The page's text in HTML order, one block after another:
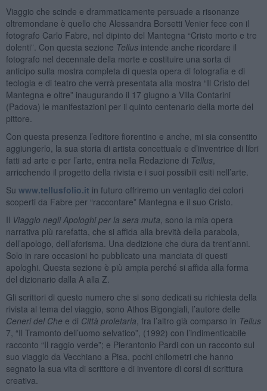
Viaggio che scinde e drammaticamente persuade a risonanze
oltremondane è quello che Alessandra Borsetti Venier fece con il
fotografo Carlo Fabre, nel dipinto del Mantegna “Cristo morto e tre
dolenti”. Con questa sezione Tellusintende anche ricordare il
fotografo nel decennale della morte e costituire una sorta di
anticipo sulla mostra completa di questa opera di fotografia e di
teologia e di teatro che verrà presentata alla mostra “Il Cristo del
Mantegna e oltre” inaugurando il 17 giugno a Villa Contarini
(Padova) le manifestazioni per il quinto centenario della morte del
pittore.
Con questa presenza l’editore fiorentino e anche, mi sia consentito
aggiungerlo, la sua storia di artista concettuale e d’inventrice di libri
fatti ad arte e per l’arte, entra nella Redazione di Tellus,
arricchendo il progetto della rivista e i suoi possibili esiti nell’arte.
Su www.tellusfolio.it in futuro offriremo un ventaglio dei colori
scoperti da Fabre per “raccontare” Mantegna e il suo Cristo.
Il Viaggio negli Apologhi per la sera muta , sono la mia opera
narrativa più rarefatta, che si affida alla brevità della parabola,
dell’apologo, dell’aforisma. Una dedizione che dura da trent’anni.
Solo in rare occasioni ho pubblicato una manciata di questi
apologhi. Questa sezione è più ampia perché si affida alla forma
del dizionario dalla A alla Z.
Gli scrittori di questo numero che si sono dedicati su richiesta della
rivista al tema del viaggio, sono Athos Bigongiali, l’autore delle
Ceneri del Che e di Città proletaria , fra l’altro già comparso in Tellus
7, “Il Tramonto dell’uomo selvatico”, (1992) con l’indimenticabile
racconto “Il raggio verde”; e Pierantonio Pardi con un racconto sul
suo viaggio da Vecchiano a Pisa, pochi chilometri che hanno
segnato la sua vita di scrittore e di inventore di corsi di scrittura
creativa.